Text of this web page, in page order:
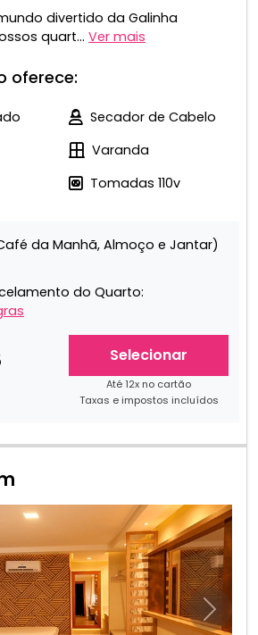
divertido da Galinha
quart... Ver mais
oferece:
Secador de Cabelo
Varanda
Tomadas 110v
da Manhã, Almoço e Jantar)
do Quarto:
Selecionar
Até 12x no cartão
Taxas e impostos incluídos